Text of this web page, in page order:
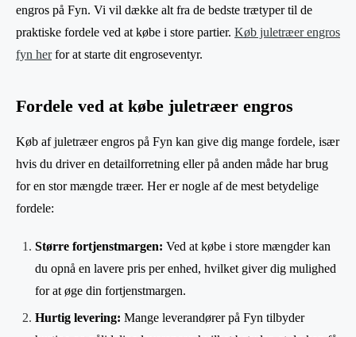
engros på Fyn. Vi vil dække alt fra de bedste trætyper til de
praktiske fordele ved at købe i store partier. Køb juletræer engros
fyn herfor at starte dit engroseventyr.
Fordele ved at købe juletræer engros
Køb af juletræer engros på Fyn kan give dig mange fordele, især
hvis du driver en detailforretning eller på anden måde har brug
for en stor mængde træer. Her er nogle af de mest betydelige
fordele:
Større fortjenstmargen: Ved at købe i store mængder kan
du opnå en lavere pris per enhed, hvilket giver dig mulighed
for at øge din fortjenstmargen.
Hurtig levering: Mange leverandører på Fyn tilbyder